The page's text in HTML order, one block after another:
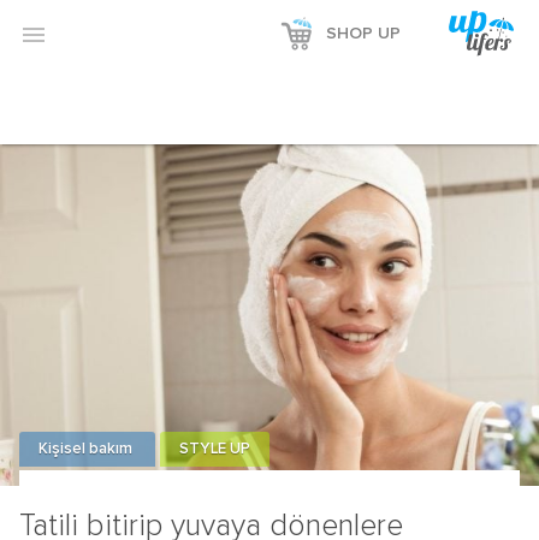
 SHOP UP
Tatili bitirip yuvaya dönenlere
Kişisel bakım STYLE UP